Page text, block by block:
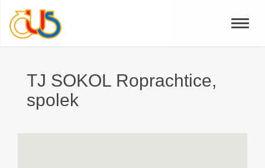
Toggle
TJ SOKOL Roprachtice,
spolek